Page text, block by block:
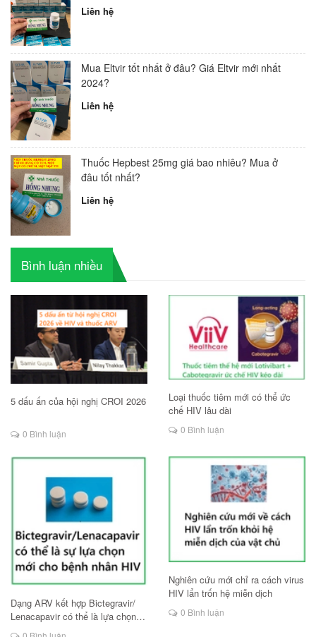
Liên hệ
Mua Eltvir tốt nhất ở đâu? Giá Eltvir mới nhất
2024?
Liên hệ
Thuốc Hepbest 25mg giá bao nhiêu? Mua ở
đâu tốt nhất?
Liên hệ
Bình luận nhiều
5 dấu ấn của hội nghị CROI 2026
0 Bình luận
Loại thuốc tiêm mới có thể ức
chế HIV lâu dài
0 Bình luận
Dạng ARV kết hợp Bictegravir/
Lenacapavir có thể là lựa chọn
mới cho người HIV
Nghiên cứu mới chỉ ra cách virus
HIV lẩn trốn hệ miễn dịch
0 Bình luận